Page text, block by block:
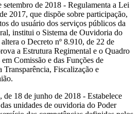
setembro de 2018 - Regulamenta a Lei
2017, que dispõe sobre participação,
do usuário dos serviços públicos da
institui o Sistema de Ouvidoria do
o Decreto nº 8.910, de 22 de
a Estrutura Regimental e o Quadro
Comissão e das Funções de
Fiscalização e
de 18 de junho de 2018 - Estabelece
unidades de ouvidoria do Poder